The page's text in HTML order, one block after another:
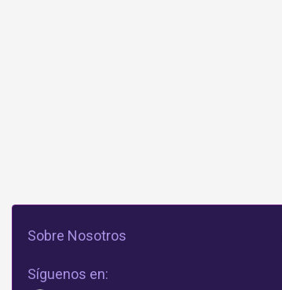
Sobre Nosotros
Síguenos en: